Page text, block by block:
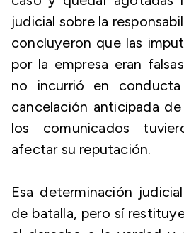
judicial sobre la
concluyeron que las
por la empresa eran
no incurrió en
cancelación anticipada
los comunicados
afectar su reputación.
Esa determinación
de batalla, pero sí